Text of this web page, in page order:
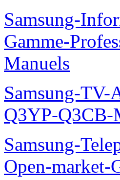
Samsung-
Gamme-
Manuels
Samsung-
Q3YP-Q3CB-
Samsung-
Open-market-